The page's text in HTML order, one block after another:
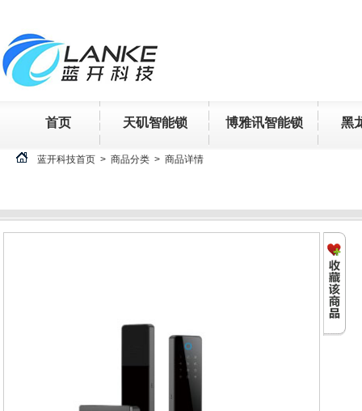
首页 天矶智能锁 博雅讯智能锁 黑
蓝开科技首页 > 商品分类 > 商品详情